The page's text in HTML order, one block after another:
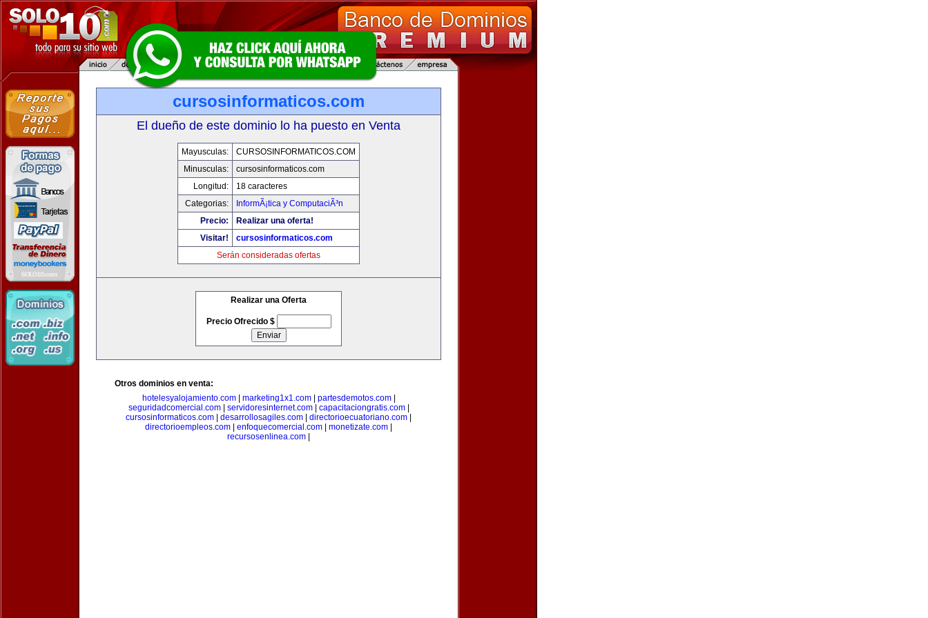
cursosinformaticos.com
El dueño de este dominio lo ha puesto en Venta
Mayusculas:
CURSOSINFORMATICOS.COM
Minusculas:
cursosinformaticos.com
Longitud:
18 caracteres
Categorias:
InformÃ¡tica y ComputaciÃ³n
Precio:
Realizar una oferta!
Visitar!
cursosinformaticos.com
Serán consideradas ofertas
Realizar una Oferta
Precio Ofrecido $
Otros dominios en venta:
hotelesyalojamiento.com| marketing1x1.com| partesdemotos.com|
seguridadcomercial.com| servidoresinternet.com| capacitaciongratis.com|
cursosinformaticos.com
desarrollosagiles.com directorioecuatoriano.com
directorioempleos.com
enfoquecomercial.com monetizate.com
recursosenlinea.com